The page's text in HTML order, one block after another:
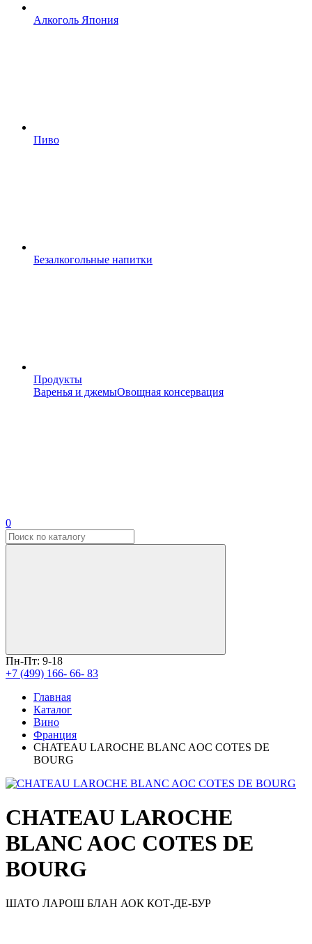
Алкоголь Япония
Пиво
Безалкогольные напитки
Продукты
Варенья и джемыОвощная консервация
0
Пн-Пт: 9-18
+7 (499) 166- 66- 83
Главная
Каталог
Вино
Франция
CHATEAU LAROCHE BLANC AOC COTES DE
BOURG
CHATEAU LAROCHE
BLANC AOC COTES DE
BOURG
ШАТО ЛАРОШ БЛАН АОК КОТ-ДЕ-БУР